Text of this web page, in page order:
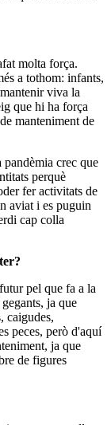
molta força.
a tothom: infants,
viva la
que hi ha força
manteniment de
crec que
perquè
fer activitats de
aviat i es puguin
cap colla
pel que fa a la
ja que
caigudes,
peces, però d'aquí
ja que
de figures